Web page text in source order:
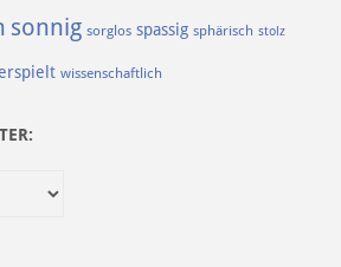
sonnig sorglos spassig sphärisch stolz
wissenschaftlich